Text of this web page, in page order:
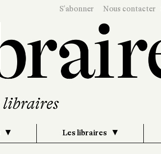
S'abonner Nous contacter
Les libraires